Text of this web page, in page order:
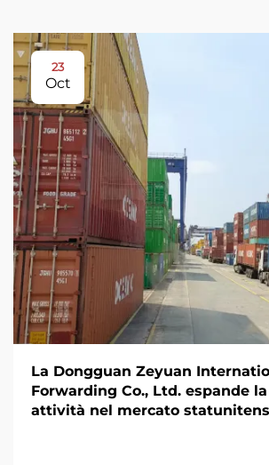
23
Oct
La Dongguan Zeyuan
Forwarding Co., Ltd. espande
attività nel mercato